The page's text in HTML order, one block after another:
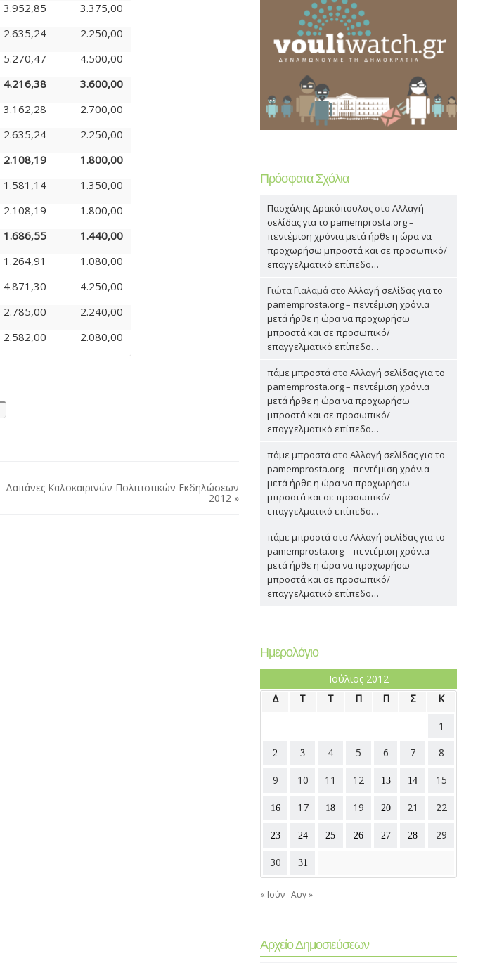
3.952,85 3.375,00
2.635,24 2.250,00
5.270,47 4.500,00
4.216,38 3.600,00
3.162,28 2.700,00
2.635,24 2.250,00
2.108,19 1.800,00
1.581,14 1.350,00
2.108,19 1.800,00
1.686,55 1.440,00
1.264,91 1.080,00
4.871,30 4.250,00
2.785,00 2.240,00
2.582,00 2.080,00
Δαπάνες Καλοκαιρινών Πολιτιστικών Εκδηλώσεων
2012 »
Πρόσφατα Σχόλια
Πασχάλης Δρακόπουλος στο Αλλαγή
σελίδας για το pamemprosta.org –
πεντέμιση χρόνια μετά ήρθε η ώρα να
προχωρήσω μπροστά και σε προσωπικό/
επαγγελματικό επίπεδο…
Γιώτα Γιαλαμά στο Αλλαγή σελίδας για το
pamemprosta.org – πεντέμιση χρόνια
μετά ήρθε η ώρα να προχωρήσω
μπροστά και σε προσωπικό/
επαγγελματικό επίπεδο…
πάμε μπροστά στο Αλλαγή σελίδας για το
pamemprosta.org – πεντέμιση χρόνια
μετά ήρθε η ώρα να προχωρήσω
μπροστά και σε προσωπικό/
επαγγελματικό επίπεδο…
πάμε μπροστά στο Αλλαγή σελίδας για το
pamemprosta.org – πεντέμιση χρόνια
μετά ήρθε η ώρα να προχωρήσω
μπροστά και σε προσωπικό/
επαγγελματικό επίπεδο…
πάμε μπροστά στο Αλλαγή σελίδας για το
pamemprosta.org – πεντέμιση χρόνια
μετά ήρθε η ώρα να προχωρήσω
μπροστά και σε προσωπικό/
επαγγελματικό επίπεδο…
Ημερολόγιο
Ιούλιος 2012
Δ
Τ Τ Π Π Σ Κ
1
2 3 4 5 6 7 8
9 10 11 12 13 14 15
16 17 18 19 20 21 22
23 24 25 26 27 28 29
30 31
« Ιούν Αυγ »
Αρχείο Δημοσιεύσεων